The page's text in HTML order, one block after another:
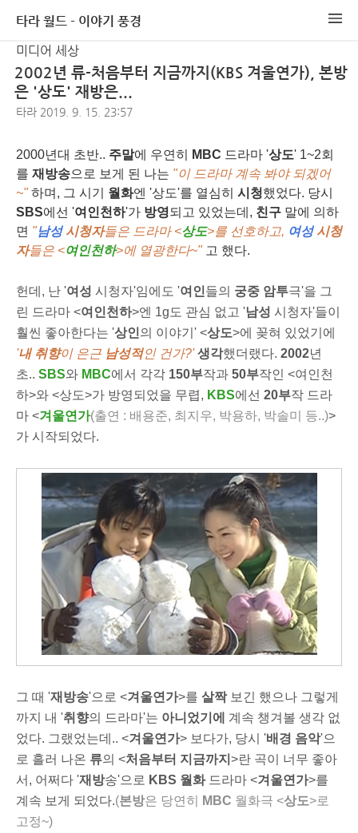
타라 월드 - 이야기 풍경
미디어 세상
2002년 류-처음부터 지금까지(KBS 겨울연가), 본방
은 '상도' 재방은...
타라 2019. 9. 15. 23:57
2000년대 초반.. 주말에 우연히 MBC 드라마 '상도' 1~2회
를 재방송으로 보게 된 나는 "이 드라마 계속 봐야 되겠어
~" 하며, 그 시기 월화엔 '상도'를 열심히 시청했었다. 당시
SBS에선 '여인천하'가 방영되고 있었는데, 친구 말에 의하
면 "남성시청자들은 드라마 <상도>를 선호하고, 여성시청
자들은 <여인천하>에 열광한다~" 고 했다.
헌데, 난 '여성 시청자'임에도 '여인들의 궁중 암투극'을 그
린 드라마 <여인천하>엔 1g도 관심 없고 '남성 시청자'들이
훨씬 좋아한다는 '상인의 이야기' <상도>에 꽂혀 있었기에
'내 취향이 은근 남성적인 건가?'생각했더랬다. 2002년
초.. SBS와 MBC에서 각각 150부작과 50부작인 <여인천
하>와 <상도>가 방영되었을 무렵, KBS에선 20부작 드라
마 <겨울연가(출연 : 배용준, 최지우, 박용하, 박솔미 등..)>
가 시작되었다.
그 때 '재방송'으로 <겨울연가>를 살짝보긴 했으나 그렇게
까지 내 '취향의 드라마'는 아니었기에
계속 챙겨볼 생각 없
었다. 그랬었는데.. <겨울연가> 보다가, 당시 '배경 음악'으
로 흘러 나온 류의 <처음부터 지금까지 >란 곡이 너무 좋아
서, 어쩌다 '재방송'으로 KBS 월화드라마 <겨울연가>를
계속 보게 되었다.(본방은 당연히 MBC 월화극 <상도>로
고정~)